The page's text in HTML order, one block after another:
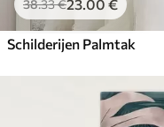
38.33€23.00 €
Schilderijen Palmtak